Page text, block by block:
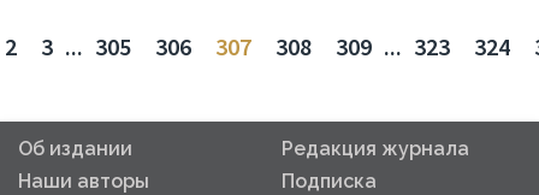
2 3 ... 305 306 307 308 309 ... 323 324
Об издании
Редакция журнала
Наши авторы
Подписка